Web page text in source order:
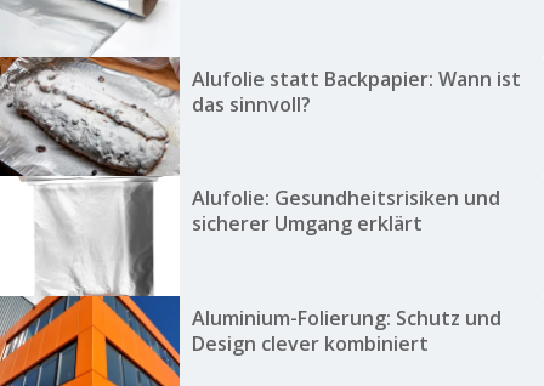
Alufolie statt Backpapier: Wann ist
das sinnvoll?
Alufolie: Gesundheitsrisiken und
sicherer Umgang erklärt
Aluminium-Folierung: Schutz und
Design clever kombiniert